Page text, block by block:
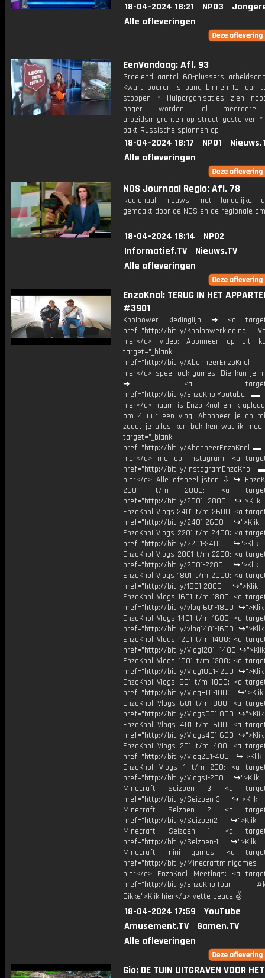
18-04-2024 18:21 NPO3
Alle afleveringen
EenVandaag: Afl. 93
Groeiend aantal 60-plussers
Kwart boeren is bang binnen 10 jaar
stoppen * Hulporganisaties zien
hoger worden: al meerdere
arbeidsmigranten op straat gestorven *
pakt Russische spionnen op
18-04-2024 18:17 NPO1
Alle afleveringen
NOS Journaal Regio: Afl. 78
Regionaal nieuws met landelijke
gemaakt door de NOS en de regionale
18-04-2024 18:14
NPO2
Informatief.TV
Nieuws.TV
Alle afleveringen
EnzoKnol: TERUG IN HET
#3901
Knolpower kledinglijn ➜ <a
href="http://bit.ly/Knolpowerkleding
hier</a> video: Abonneer op dit
target="_blank"
href="http://bit.ly/
hier</a> speel ook games! Die kan je
➜ <a
href="http://bit.ly/EnzoKnolYoutube ▬
hier</a> naam is Enzo Knol en ik
om 4 uur een vlog! Abonneer je op
zodat je alles kan bekijken wat ik mee
target="_blank"
href="http://bit.ly/AbonneerEnzoKnol ▬
hier</a> me op: Instagram: <a
href="http://bit.ly/InstagramEnzoKnol
hier</a> Alle afspeellijsten ⇩ ↪
2601 t/m 2800: <a
href="http://bit.ly/2601--2800
EnzoKnol Vlogs 2401 t/m 2600: <a
href="http://bit.ly/2401-2600 ↪">Klik
EnzoKnol Vlogs 2201 t/m 2400: <a
href="http://bit.ly/2201-2400 ↪">Klik
EnzoKnol Vlogs 2001 t/m 2200: <a
href="http://bit.ly/2001-2200 ↪">Klik
EnzoKnol Vlogs 1801 t/m 2000: <a
href="http://bit.ly/1801-2000 ↪">Klik
EnzoKnol Vlogs 1601 t/m 1800: <a
href="http://bit.ly/vlog1601-1800
EnzoKnol Vlogs 1401 t/m 1600: <a
href="http://bit.ly/vlog1401-1600
EnzoKnol Vlogs 1201 t/m 1400: <a
href="http://bit.ly/Vlog1201--1400
EnzoKnol Vlogs 1001 t/m 1200: <a
href="http://bit.ly/Vlog1001-1200
EnzoKnol Vlogs 801 t/m 1000: <a
href="http://bit.ly/Vlog801-1000
EnzoKnol Vlogs 601 t/m 800: <a
href="http://bit.ly/Vlogs601-800
EnzoKnol Vlogs 401 t/m 600: <a
href="http://bit.ly/Vlogs401-600
EnzoKnol Vlogs 201 t/m 400: <a
href="http://bit.ly/Vlog201-400
EnzoKnol Vlogs 1 t/m 200: <a
href="http://bit.ly/Vlogs1-200
Minecraft Seizoen 3: <a
href="http://bit.ly/Seizoen-3 ↪">Klik
Minecraft Seizoen 2: <a
href="http://bit.ly/Seizoen2 ↪">Klik
Minecraft Seizoen 1: <a
href="http://bit.ly/Seizoen-1 ↪">Klik
Minecraft mini games: <a
href="http://bit.ly/
hier</a> EnzoKnol Meetings: <a
href="http://bit.ly/EnzoKnolTour
Dikke">Klik hier</a> vette peace ✌
18-04-2024 17:59
YouTube
Amusement.TV
Gamen.TV
Alle afleveringen
Gio: DE TUIN UITGRAVEN VOOR HET